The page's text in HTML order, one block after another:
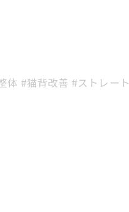
体 #猫背改善 #ストレート